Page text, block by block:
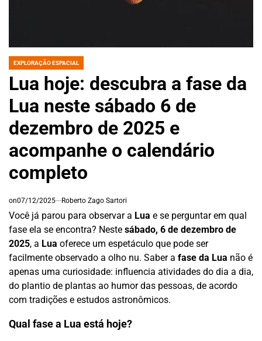
POSTED
EXPLORAÇÃO ESPACIAL
Lua hoje: descubra a fase da
Lua neste sábado 6 de
dezembro de 2025 e
acompanhe o calendário
completo
on07/12/2025 Roberto Zago Sartori
Você já parou para observar a Lua e se perguntar em qual
fase ela se encontra? Neste sábado, 6 de dezembro de
2025, a Lua oferece um espetáculo que pode ser
facilmente observado a olho nu. Saber a fase da Lua não é
apenas uma curiosidade: influencia atividades do dia a dia,
do plantio de plantas ao humor das pessoas, de acordo
com tradições e estudos astronômicos.
Qual fase a Lua está hoje?